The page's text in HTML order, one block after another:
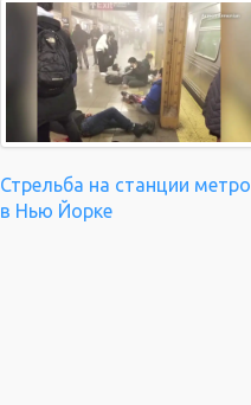
Стрельба на станции метро
в Нью Йорке